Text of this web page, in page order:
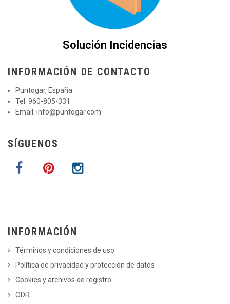
Solución Incidencias
INFORMACIÓN DE CONTACTO
Puntogar, España
Tel. 960-805-331
Email: info@puntogar.com
SÍGUENOS
INFORMACIÓN
Términos y condiciones de uso
Política de privacidad y protección de datos
Cookies y archivos de registro
ODR